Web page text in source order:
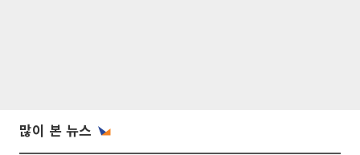
많이 본 뉴스